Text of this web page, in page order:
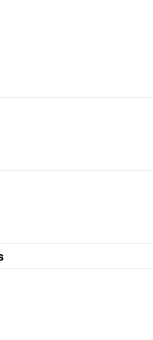
la pagina, y podra